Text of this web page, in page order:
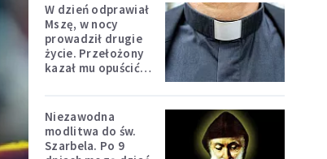
W dzień odprawiał
Mszę, w nocy
prowadził drugie
życie. Przełożony
kazał mu opuścić
Niezawodna
modlitwa do św.
Szarbela. Po 9